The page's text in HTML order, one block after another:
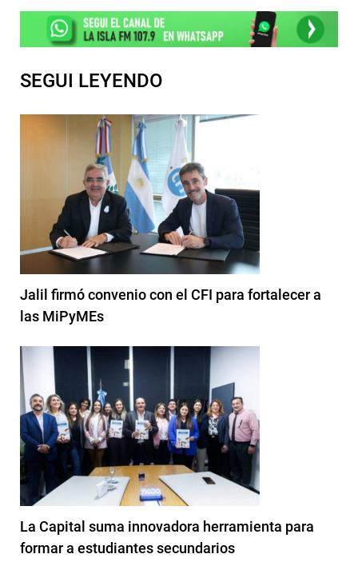
SEGUI LEYENDO
Jalil firmó convenio con el CFI para fortalecer a
las MiPyMEs
La Capital suma innovadora herramienta para
formar a estudiantes secundarios